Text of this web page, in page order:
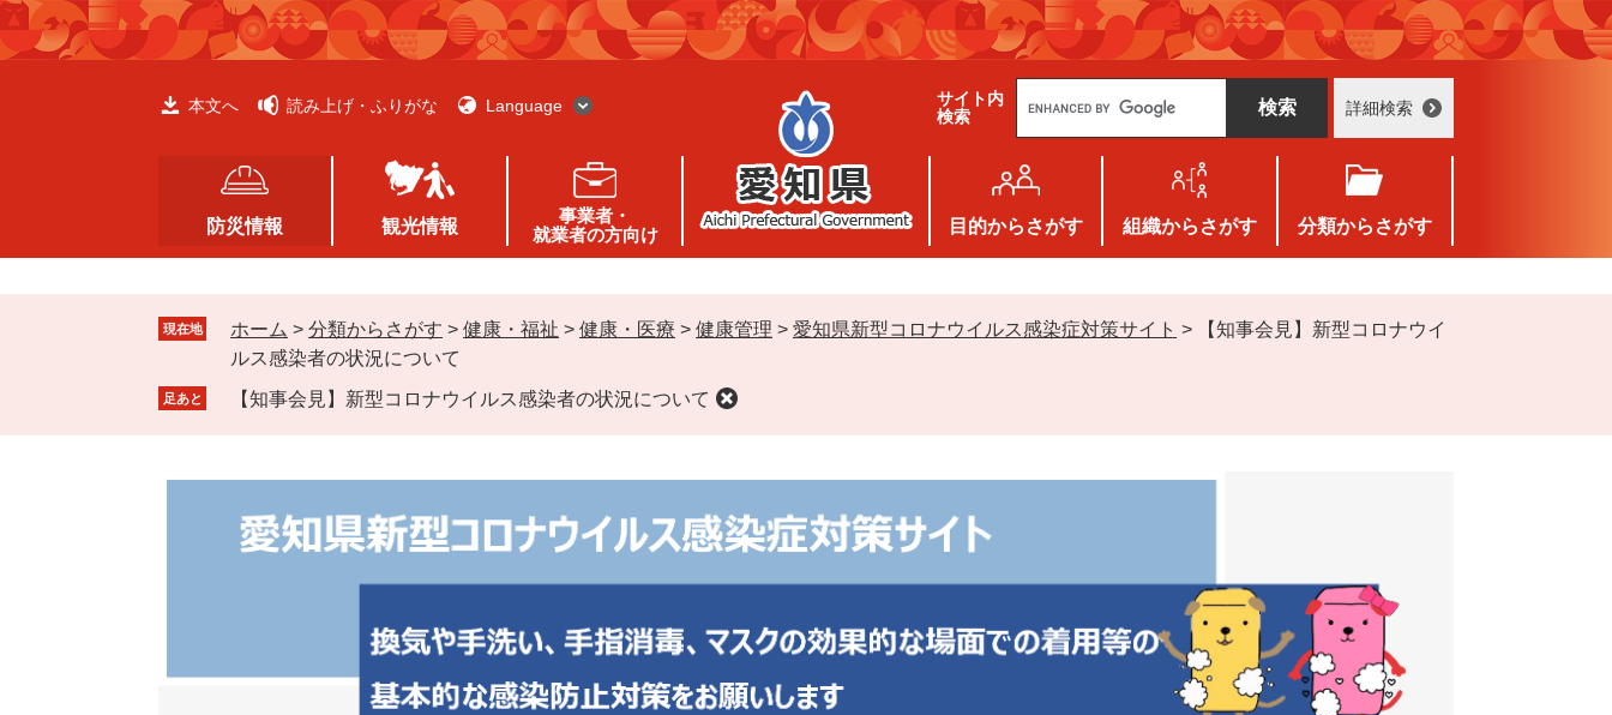
ペ
ー
メ
ニ
本文へ 読み上げ・ふりがな Language
サイト内
検索
g
e
カ
タ
ム
検
詳細検索
防災情報 観光情報
事業者・
就業者の方向け
目的からさがす 組織からさがす 分類からさがす
現在地 ホーム > 分類からさがす > 健康・福祉 > 健康・医療 > 健康管理 > 愛知県新型コロナウイルス感染症対策サイト >
【知事会見】新型コロナウイ
ルス感染者の状況について
足あと 【知事会見】新型コロナウイルス感染者の状況について